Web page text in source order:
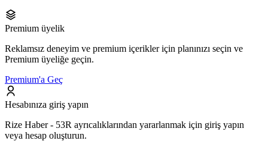
Premium üyelik
Reklamsız deneyim ve premium içerikler için planınızı seçin ve
Premium üyeliğe geçin.
Premium'a Geç
Hesabınıza giriş yapın
Rize Haber - 53R ayrıcalıklarından yararlanmak için giriş yapın
veya hesap oluşturun.